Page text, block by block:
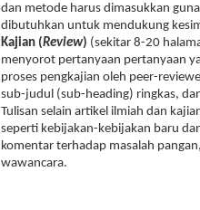
dan metode harus dimasukkan
dibutuhkan untuk mendukung
Kajian (Review) (sekitar 8-20
menyorot pertanyaan pertanyaan
proses pengkajian oleh peer-
sub-judul (sub-heading) ringkas,
Tulisan selain artikel ilmiah dan
seperti kebijakan-kebijakan baru
komentar terhadap masalah
wawancara.